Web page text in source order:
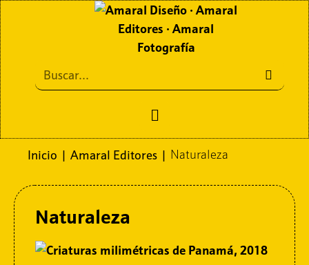
Inicio | Amaral Editores | Naturaleza
Naturaleza